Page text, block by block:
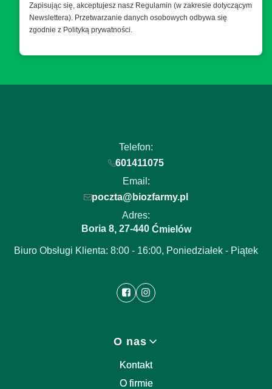
Zapisując się, akceptujesz nasz Regulamin (w zakresie dotyczącym
Newslettera). Przetwarzanie danych osobowych odbywa się
zgodnie z Polityką prywatności.
Telefon:
601411075
Email:
poczta@biozfarmy.pl
Adres:
Boria 8, 27-440Ćmielów
Biuro Obsługi Klienta: 8:00 - 16:00, Poniedziałek - Piątek
O nas
Kontakt
O firmie